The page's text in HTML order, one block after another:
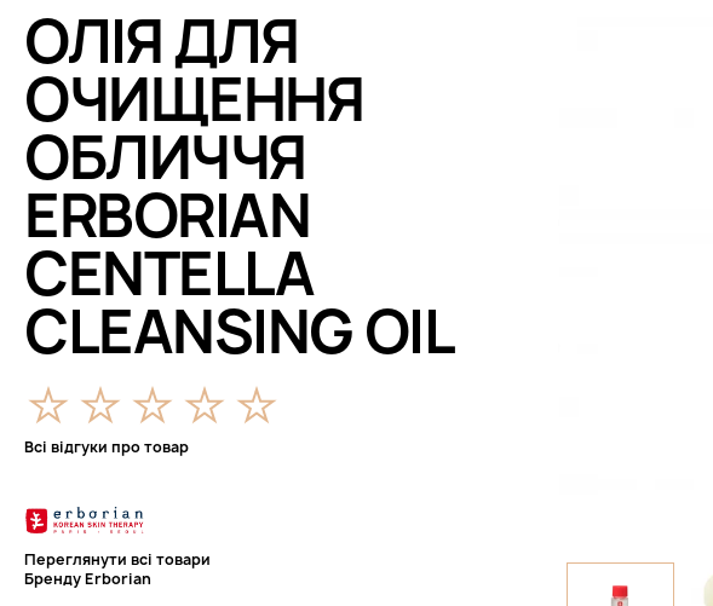
ОЛІЯ ДЛЯ
ОЧИЩЕННЯ
ОБЛИЧЧЯ
ERBORIAN
CENTELLA
CLEANSING OIL
Всі відгуки про товар
Переглянути всі товари
Бренду Erborian